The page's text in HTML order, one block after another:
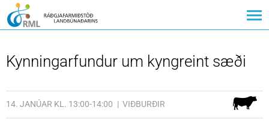
Kynningarfundur um kyngreint sæði
14. JANÚAR KL. 13:00-14:00 VIÐBURÐIR